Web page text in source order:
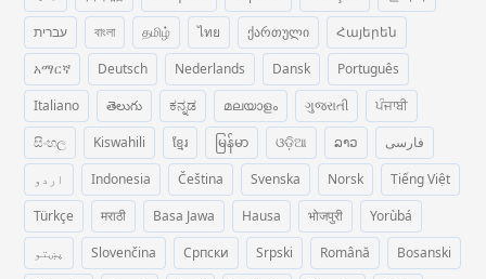
עברית
বাংলা தமிழ் ไทย ქართული
Հայերեն
አማርኛ
Deutsch Nederlands Dansk
Português
Italiano
తెలుగు ಕನ್ನಡ മലയാളം ગુજરાતી
ਪੰਜਾਬੀ
සිංහල
Kiswahili ខ្មែរ မြန်မာ ଓଡ଼ିଆ ລາວ
فارسی
اردو
Indonesia Čeština Svenska Norsk
Tiếng Việt
Türkçe
मराठी Basa Jawa Hausa भोजपुरी
Yorùbá
پښتو
Slovenčina Српски Srpski Română
Bosanski